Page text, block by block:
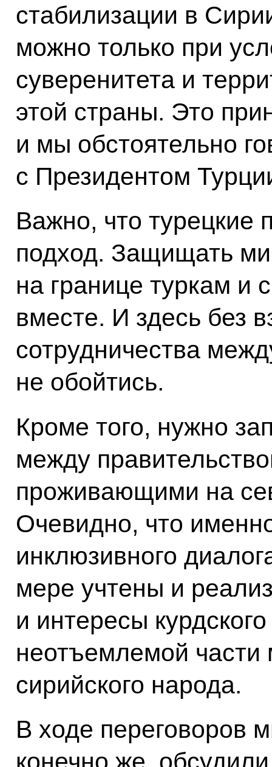
стабилизации в
можно только при
суверенитета и
этой страны. Это
и мы обстоятельно
с Президентом
Важно, что турецкие
подход. Защищать
на границе туркам и
вместе. И здесь без
сотрудничества
не обойтись.
Кроме того, нужно
между
проживающими на
Очевидно, что
инклюзивного
мере учтены и
и интересы
неотъемлемой части
сирийского народа.
В ходе переговоров